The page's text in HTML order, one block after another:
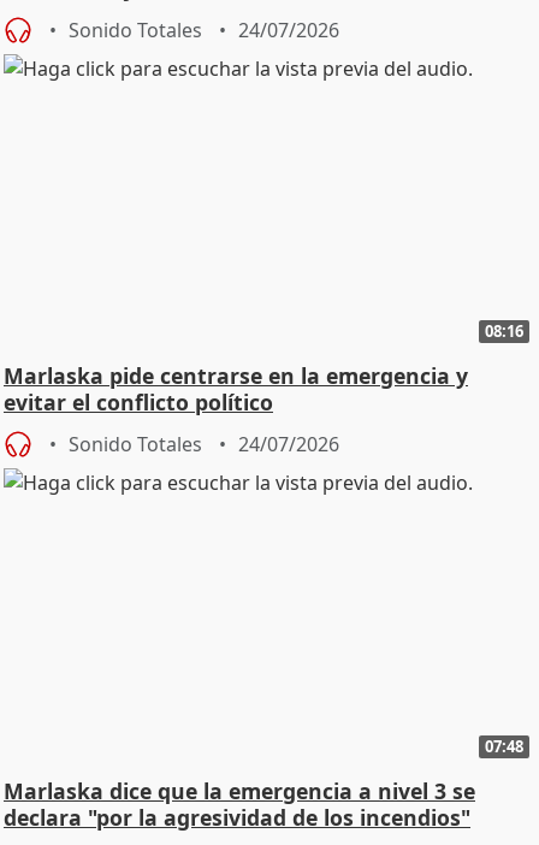
Sonido Totales 24/07/2026
08:16
Marlaska pide centrarse en la emergencia y
evitar el conflicto político
Sonido Totales 24/07/2026
07:48
Marlaska dice que la emergencia a nivel 3 se
declara "por la agresividad de los incendios"